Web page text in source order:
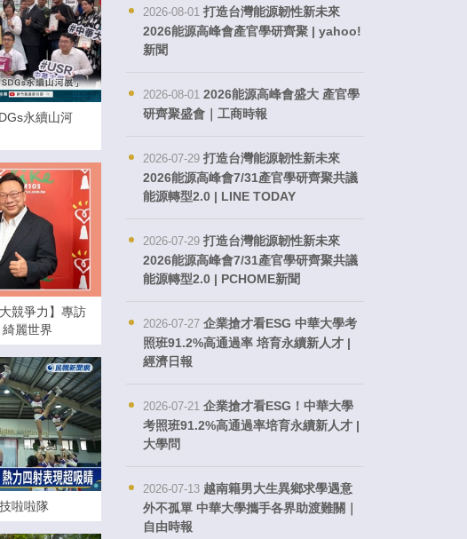
永續山河
競爭力】專訪
麗世界
啦啦隊
2026-08-01打造台灣能源韌性新未來
2026能源高峰會產官學研齊聚 | yahoo!
新聞
2026-08-012026能源高峰會盛大 產官學
研齊聚盛會｜工商時報
2026-07-29打造台灣能源韌性新未來
2026能源高峰會7/31產官學研齊聚共議
能源轉型2.0 | LINE TODAY
2026-07-29打造台灣能源韌性新未來
2026能源高峰會7/31產官學研齊聚共議
能源轉型2.0 | PCHOME新聞
2026-07-27企業搶才看ESG 中華大學考
照班91.2%高通過率 培育永續新人才 |
經濟日報
2026-07-21企業搶才看ESG！中華大學
考照班91.2%高通過率培育永續新人才 |
大學問
2026-07-13 越南籍男大生異鄉求學遇意
外不孤單 中華大學攜手各界助渡難關｜
自由時報